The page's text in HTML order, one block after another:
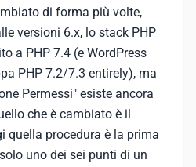
di forma più volte,
versioni 6.x, lo stack PHP
a PHP 7.4 (e WordPress
PHP 7.2/7.3 entirely), ma
Permessi" esiste ancora
che è cambiato è il
quella procedura è la prima
uno dei sei punti di un